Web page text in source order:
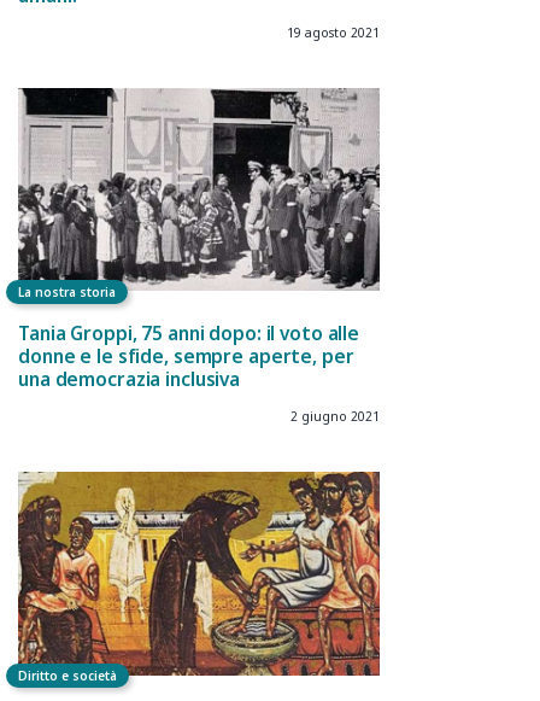
19 agosto 2021
La nostra storia
Tania Groppi, 75 anni dopo: il voto alle
donne e le sfide, sempre aperte, per
una democrazia inclusiva
2 giugno 2021
Diritto e società